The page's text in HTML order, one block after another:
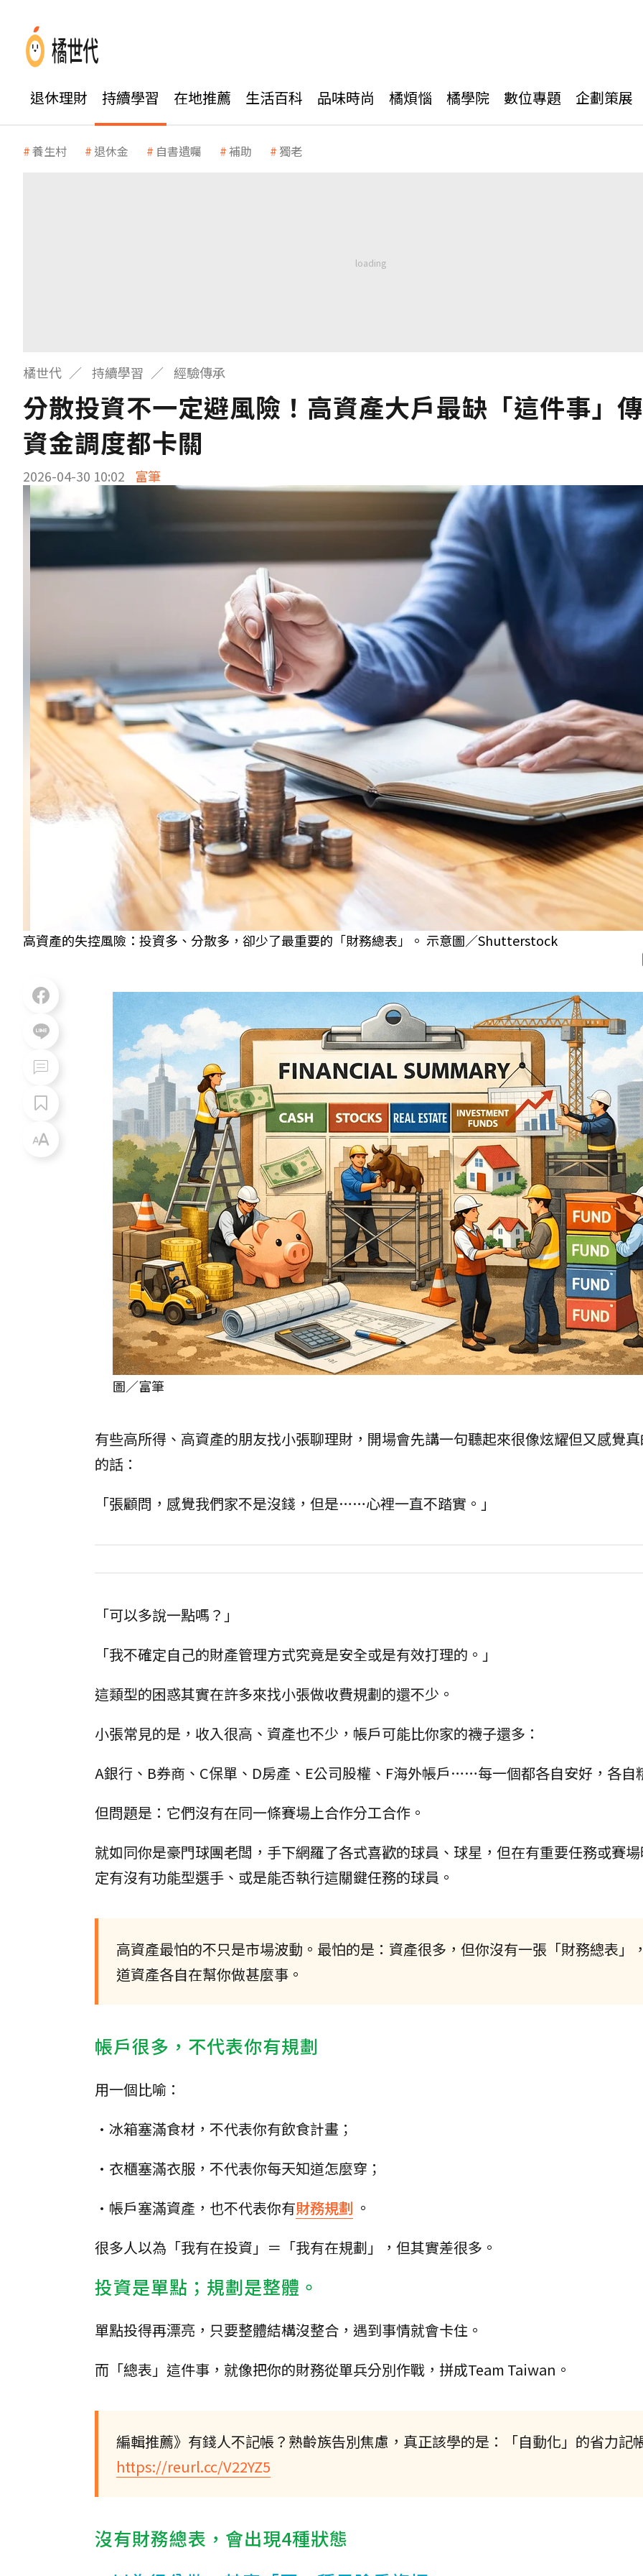
退休理財 持續學習 在地推薦 生活百科 品味時尚 橘煩惱 橘學院 數位專題 企劃策展
養生村 退休金 自書遺囑 補助 獨老
橘世代 持續學習 經驗傳承
分散投資不一定避風險！高資產大戶最缺「這件事」
資金調度都卡關
2026-04-30 10:02 富筆
高資產的失控風險：投資多、分散多，卻少了最重要的「財務總表」。 示意圖／Shutterstock
圖／富筆
有些高所得、高資產的朋友找小張聊理財，開場會先講一句聽起來很像炫耀但又感覺
的話：
「張顧問，感覺我們家不是沒錢，但是……心裡一直不踏實。」
「可以多說一點嗎？」
「我不確定自己的財產管理方式究竟是安全或是有效打理的。」
這類型的困惑其實在許多來找小張做收費規劃的還不少。
小張常見的是，收入很高、資產也不少，帳戶可能比你家的襪子還多：
A銀行、B券商、C保單、D房產、E公司股權、F海外帳戶……每一個都各自安好，各自
但問題是：它們沒有在同一條賽場上合作分工合作。
就如同你是豪門球團老闆，手下網羅了各式喜歡的球員、球星，但在有重要任務或賽
定有沒有功能型選手、或是能否執行這關鍵任務的球員。
高資產最怕的不只是市場波動。最怕的是：資產很多，但你沒有一張「財務總表」
道資產各自在幫你做甚麼事。
帳戶很多，不代表你有規劃
用一個比喻：
•冰箱塞滿食材，不代表你有飲食計畫；
•衣櫃塞滿衣服，不代表你每天知道怎麼穿；
•帳戶塞滿資產，也不代表你有財務規劃 。
很多人以為「我有在投資」＝「我有在規劃」，但其實差很多。
投資是單點；規劃是整體。
單點投得再漂亮，只要整體結構沒整合，遇到事情就會卡住。
而「總表」這件事，就像把你的財務從單兵分別作戰，拼成Team Taiwan。
編輯推薦》有錢人不記帳？熟齡族告別焦慮，真正該學的是：「自動化」的省力記
https://reurl.cc/V22YZ5
沒有財務總表，會出現4種狀態